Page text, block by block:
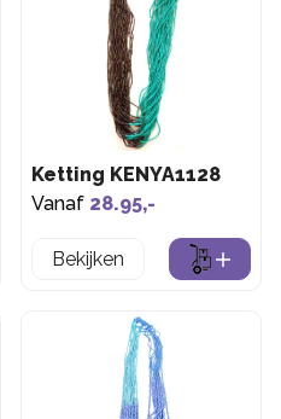
Ketting KENYA1128
Vanaf 28.95,-
Bekijken